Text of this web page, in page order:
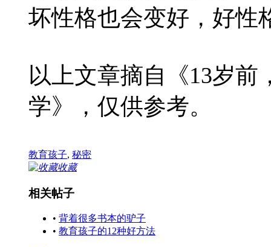
坏性格也会变好，好性
以上文章摘自《13岁前
学》，仅供参考。
教育孩子, 秘密
收藏
相关帖子
• 背着很多书本的驴子
• 教育孩子的12种好方法